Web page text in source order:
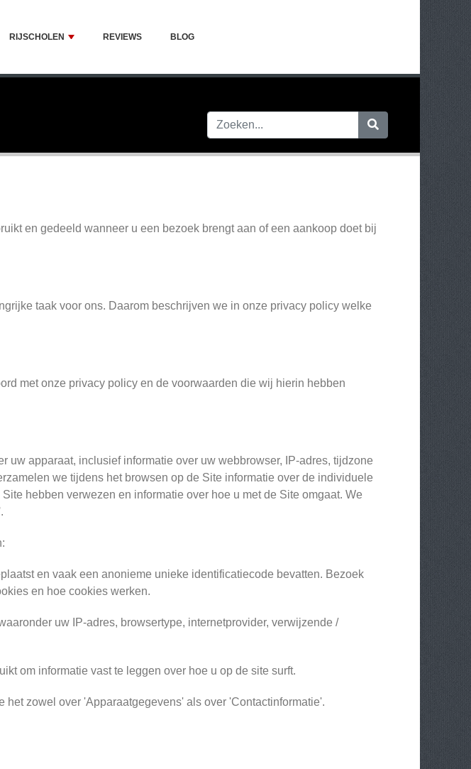
RIJSCHOLEN REVIEWS BLOG
en gedeeld wanneer u een bezoek brengt aan of een aankoop doet bij
taak voor ons. Daarom beschrijven we in onze privacy policy welke
met onze privacy policy en de voorwaarden die wij hierin hebben
apparaat, inclusief informatie over uw webbrowser, IP-adres, tijdzone
we tijdens het browsen op de Site informatie over de individuele
hebben verwezen en informatie over hoe u met de Site omgaat. We
en vaak een anonieme unieke identificatiecode bevatten. Bezoek
en hoe cookies werken.
uw IP-adres, browsertype, internetprovider, verwijzende /
om informatie vast te leggen over hoe u op de site surft.
zowel over 'Apparaatgegevens' als over 'Contactinformatie'.